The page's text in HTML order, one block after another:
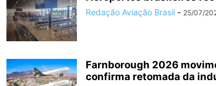
Redação Aviação Brasil - 25/07/
Farnborough 2026
confirma retomada da